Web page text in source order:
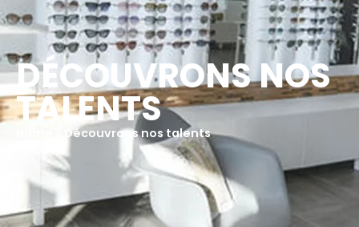
DÉCOUVRONS NOS
TALENTS
Découvrons nos talents